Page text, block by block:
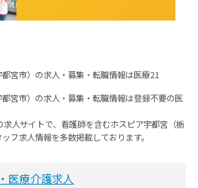
宮市）の求人・募集・転職情報は医療21
宮市）の求人・募集・転職情報は登録不要の医
人サイトで、看護師を含むホスピア宇都宮（栃
フ求人情報を多数掲載しております。
医療介護求人